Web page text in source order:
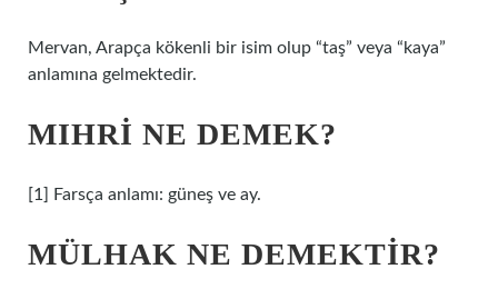
Mervan, Arapça kökenli bir isim olup “taş” veya “kaya”
anlamına gelmektedir.
MIHRI NE DEMEK?
[1] Farsça anlamı: güneş ve ay.
MÜLHAK NE DEMEKTIR?